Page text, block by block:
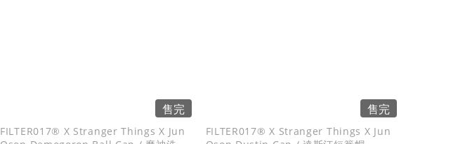
售完
FILTER017® X Stranger Things X Jun
售完
FILTER017® X Stranger Things X Jun